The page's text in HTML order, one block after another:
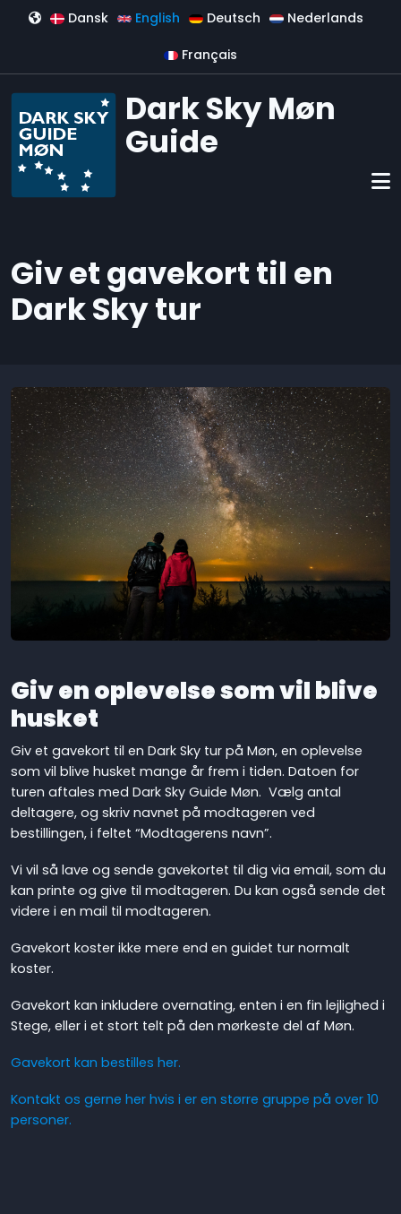
Skip to main content
Dansk English Deutsch Nederlands
Français
Dark Sky Møn
Guide
Giv et gavekort til en
Dark Sky tur
Giv en oplevelse som vil blive
husket
Giv et gavekort til en Dark Sky tur på Møn, en oplevelse
som vil blive husket mange år frem i tiden. Datoen for
turen aftales med Dark Sky Guide Møn. Vælg antal
deltagere, og skriv navnet på modtageren ved
bestillingen, i feltet “Modtagerens navn”.
Vi vil så lave og sende gavekortet til dig via email, som du
kan printe og give til modtageren. Du kan også sende det
videre i en mail til modtageren.
Gavekort koster ikke mere end en guidet tur normalt
koster.
Gavekort kan inkludere overnating, enten i en fin lejlighed i
Stege, eller i et stort telt på den mørkeste del af Møn.
Gavekort kan bestilles her.
Kontakt os gerne her hvis i er en større gruppe på over 10
personer.